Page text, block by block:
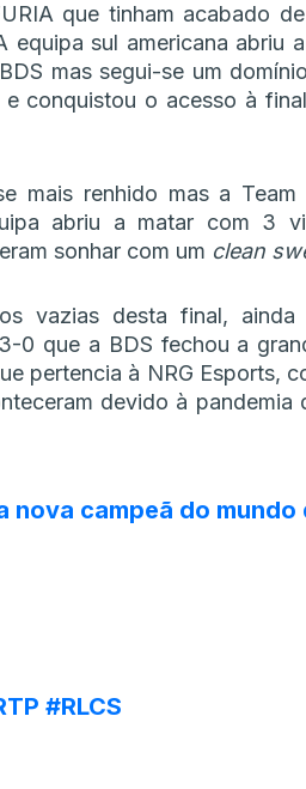
que tinham acabado
sul americana abriu
mas segui-se um
conquistou o acesso à
mais renhido mas a Team
abriu a matar com 3
sonhar com um clean
vazias desta final, ainda
0 que a BDS fechou a
pertencia à NRG Esports,
devido à pandemia
nova campeã do mundo
#RLCS